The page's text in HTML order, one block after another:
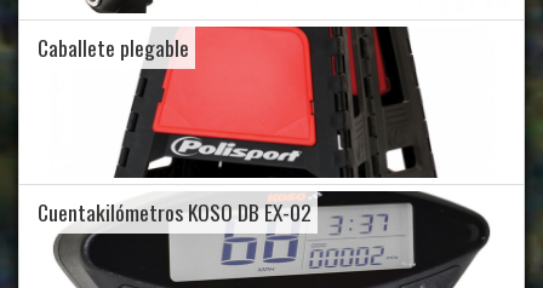
Caballete plegable
Cuentakilómetros KOSO DB EX-02